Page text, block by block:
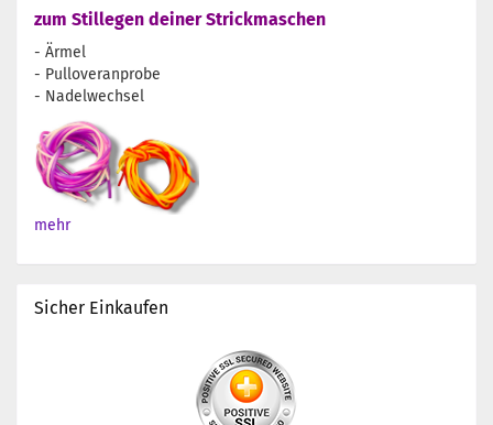
zum Stillegen deiner Strickmaschen
- Ärmel
- Pulloveranprobe
- Nadelwechsel
mehr
Sicher Einkaufen